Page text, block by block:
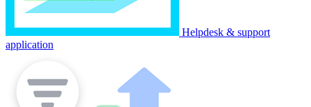
Helpdesk & support
application